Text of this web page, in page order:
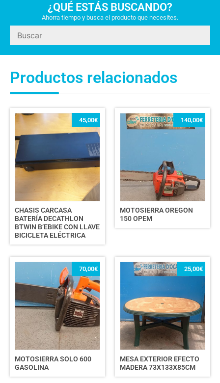
¿QUÉ ESTÁS BUSCANDO?
Ahorra tiempo y busca el producto que necesites.
Productos relacionados
CHASIS CARCASA
BATERÍA DECATHLON
BTWIN B’EBIKE CON LLAVE
BICICLETA ELÉCTRICA
45,00€
MOTOSIERRA OREGON
150 OPEM
140,00€
MOTOSIERRA SOLO 600
GASOLINA
70,00€
MESA EXTERIOR EFECTO
MADERA 73X133X85CM
25,00€